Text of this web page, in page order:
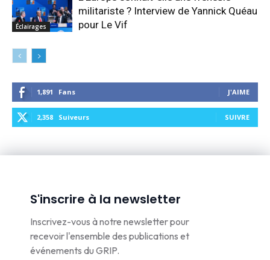
Éclairages
militariste ? Interview de Yannick Quéau
pour Le Vif
1,891 Fans J'AIME
2,358 Suiveurs SUIVRE
S'inscrire à la newsletter
Inscrivez-vous à notre newsletter pour
recevoir l'ensemble des publications et
événements du GRIP.